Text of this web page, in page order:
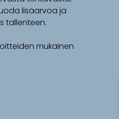
lisäarvoa ja
tallenteen.
mukainen